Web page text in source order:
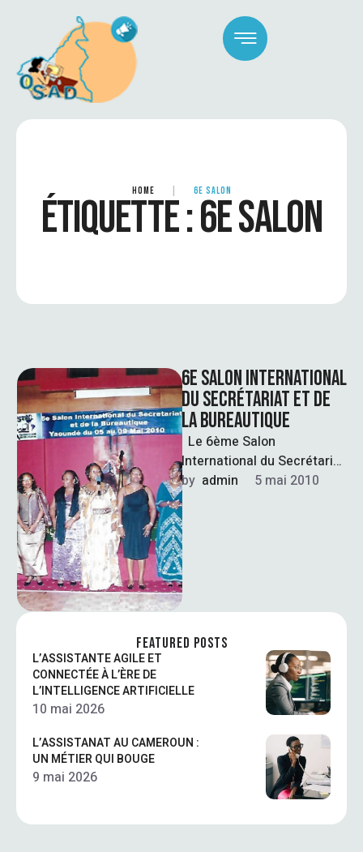
HOME 6E SALON
ÉTIQUETTE :6E SALON
6E SALON INTERNATIONAL
DU SECRÉTARIAT ET DE
LA BUREAUTIQUE
Le 6ème Salon
International du Secrétariat
et de la Bureautique s'est
tenu à Yaoundé au
Cameroun du …
by admin 5 mai 2010
FEATURED POSTS
L’ASSISTANTE AGILE ET
CONNECTÉE À L’ÈRE DE
L’INTELLIGENCE ARTIFICIELLE
10 mai 2026
L’ASSISTANAT AU CAMEROUN :
UN MÉTIER QUI BOUGE
9 mai 2026